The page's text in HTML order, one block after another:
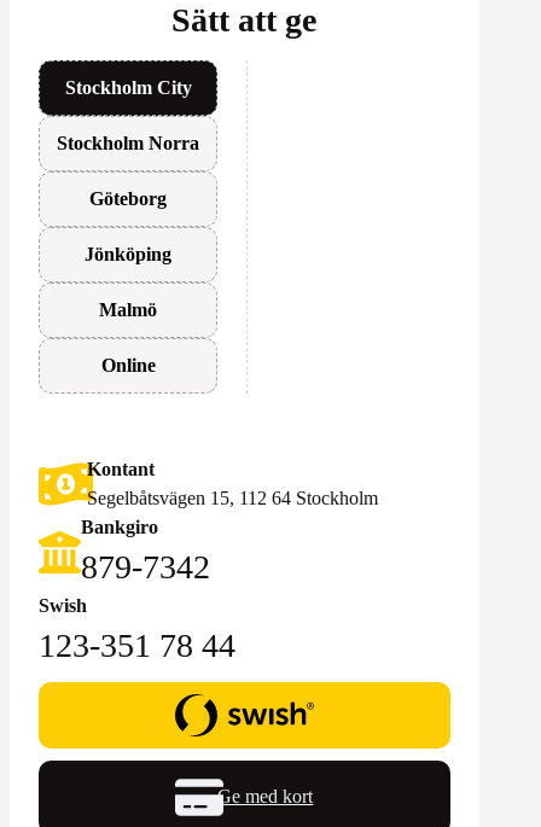
Sätt att ge
Stockholm City
Stockholm Norra
Göteborg
Jönköping
Malmö
Online
Kontant
Segelbåtsvägen 15, 112 64 Stockholm
Bankgiro
879-7342
Swish
123-351 78 44
Ge med kort